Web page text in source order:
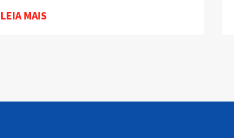
LEIA MAIS